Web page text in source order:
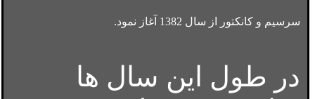
سرسیم و کانکتور از سال 1382 آغاز نمود.
در طول این سال ها